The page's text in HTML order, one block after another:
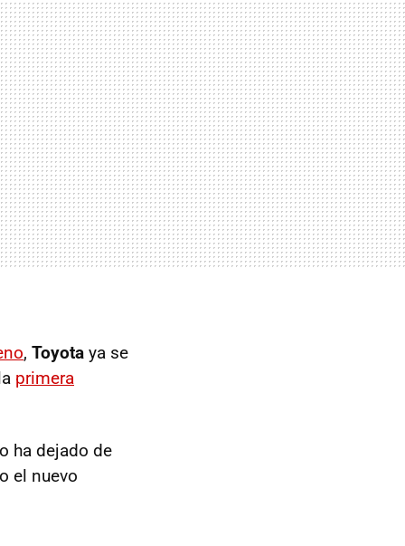
, Toyota ya se
primera
ha dejado de
el nuevo